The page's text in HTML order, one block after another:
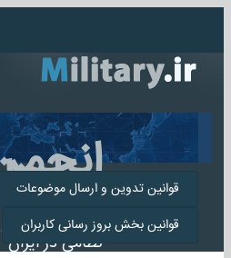
انجمن
نظامی در ایران
قوانین تدوین و ارسال موضوعات
قوانین بخش بروز رسانی کاربران